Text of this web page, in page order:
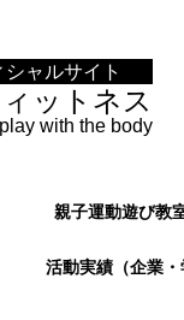
ャルサイト
ットネス
with the body
親子運動遊び教
活動実績（企業・